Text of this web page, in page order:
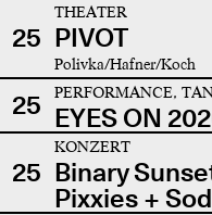
25
THEATER
PIVOT
Polivka/Hafner/Koch
25 PERFORMANCE,
EYES ON
25
KONZERT
Binary
Pixxies +